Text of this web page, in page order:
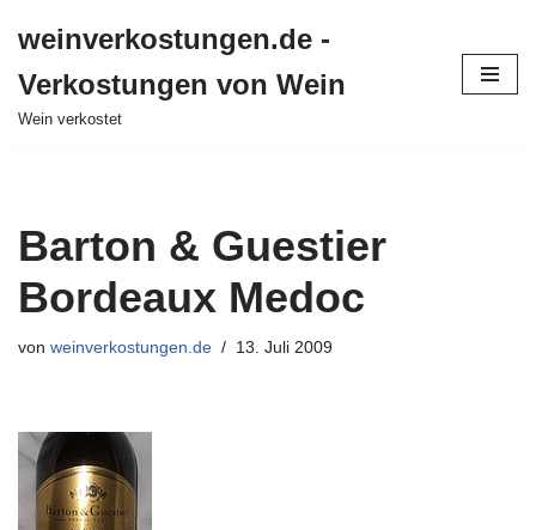
Inhalt
springen
weinverkostungen.de -
Verkostungen von Wein
Wein verkostet
Barton & Guestier
Bordeaux Medoc
von weinverkostungen.de 13. Juli 2009